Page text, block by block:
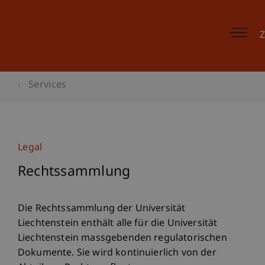
Services
Legal
Rechtssammlung
Die Rechtssammlung der Universität
Liechtenstein enthält alle für die Universität
Liechtenstein massgebenden regulatorischen
Dokumente. Sie wird kontinuierlich von der